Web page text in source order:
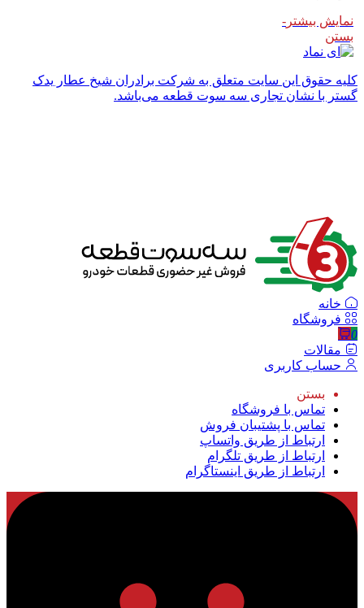
نمایش بیشتر -
بستن
کلیه حقوق این سایت متعلق به شرکت برادران شیخ عطار یدک
گستر با نشان تجاری سه سوت قطعه می‌باشد.
خانه
فروشگاه
0
مقالات
حساب کاربری
بستن
تماس با فروشگاه
تماس با پشتیبان فروش
ارتباط از طریق واتساپ
ارتباط از طریق تلگرام
ارتباط از طریق اینستاگرام